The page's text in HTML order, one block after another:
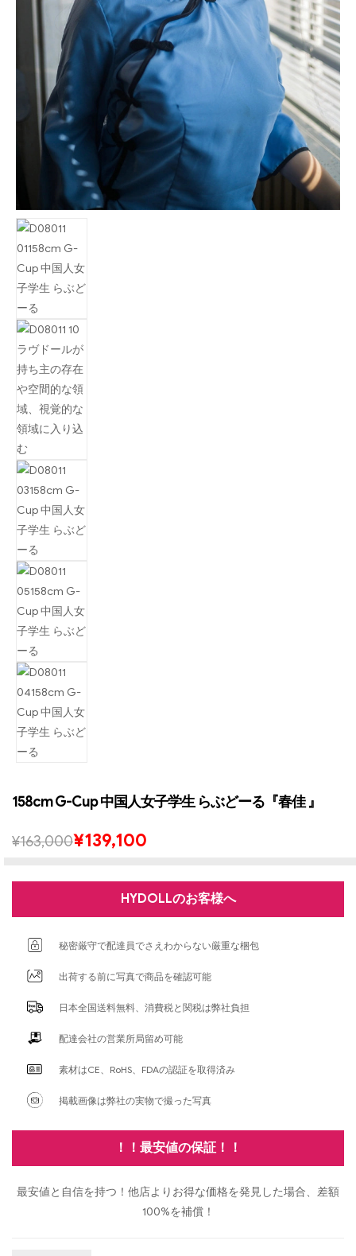
158cm G-Cup 中国人女子学生 らぶどーる『春佳 』
¥163,000¥139,100
HYDOLLのお客様へ
秘密厳守で配達員でさえわからない厳重な梱包
出荷する前に写真で商品を確認可能
日本全国送料無料、消費税と関税は弊社負担
配達会社の営業所局留め可能
素材はCE、RoHS、FDAの認証を取得済み
掲載画像は弊社の実物で撮った写真
！！最安値の保証！！
最安値と自信を持つ！他店よりお得な価格を発見した場合、差額
100%を補償！